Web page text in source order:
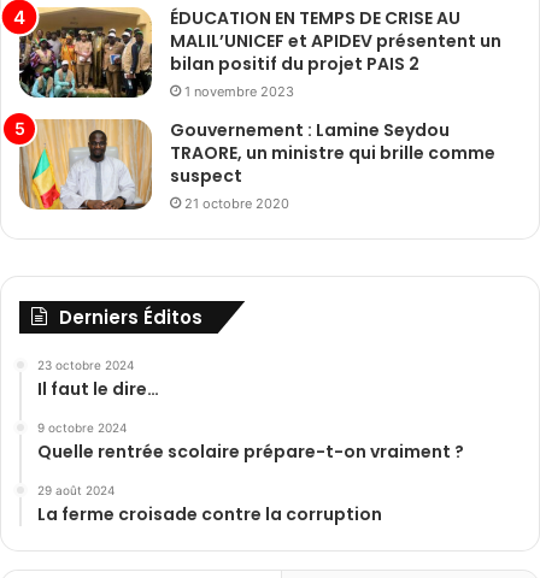
ÉDUCATION EN TEMPS DE CRISE AU
MALIL’UNICEF et APIDEV présentent un
bilan positif du projet PAIS 2
1 novembre 2023
Gouvernement : Lamine Seydou
TRAORE, un ministre qui brille comme
suspect
21 octobre 2020
Derniers Éditos
23 octobre 2024
Il faut le dire…
9 octobre 2024
Quelle rentrée scolaire prépare-t-on vraiment ?
29 août 2024
La ferme croisade contre la corruption